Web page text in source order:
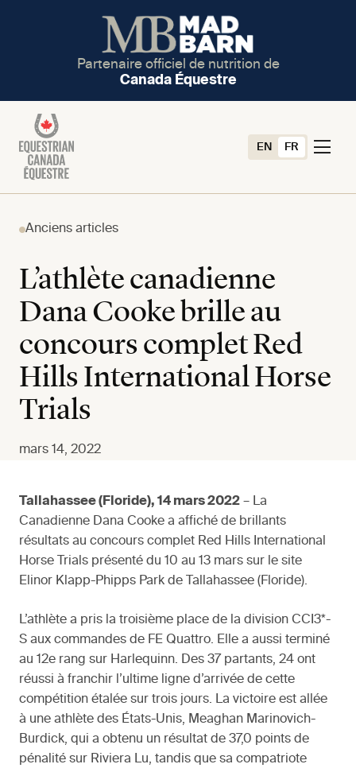
Partenaire officiel de nutrition de
Canada Équestre
EN FR
Anciens articles
L’athlète canadienne
Dana Cooke brille au
concours complet Red
Hills International Horse
Trials
mars 14, 2022
Tallahassee (Floride), 14 mars 2022 – La
Canadienne Dana Cooke a affiché de brillants
résultats au concours complet Red Hills International
Horse Trials présenté du 10 au 13 mars sur le site
Elinor Klapp-Phipps Park de Tallahassee (Floride).
L’athlète a pris la troisième place de la division CCI3*-
S aux commandes de FE Quattro. Elle a aussi terminé
au 12e rang sur Harlequinn. Des 37 partants, 24 ont
réussi à franchir l’ultime ligne d’arrivée de cette
compétition étalée sur trois jours. La victoire est allée
à une athlète des États-Unis, Meaghan Marinovich-
Burdick, qui a obtenu un résultat de 37,0 points de
pénalité sur Riviera Lu, tandis que sa compatriote